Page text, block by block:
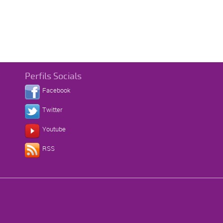
Perfils Socials
Facebook
Twitter
Youtube
RSS